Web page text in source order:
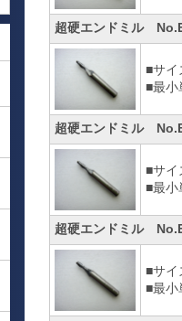
超硬エンドミル
■サ
■最
超硬エンドミル
■サ
■最
超硬エンドミル
■サ
■最